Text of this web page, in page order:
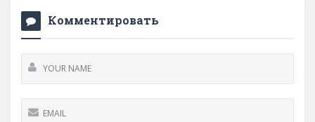
Комментировать